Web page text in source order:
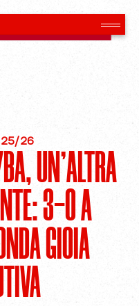
25/26
UN’ALTRA
3-0 A
GIOIA